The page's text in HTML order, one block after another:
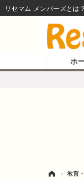
ホ
› 教育
リセマム メンバーズ